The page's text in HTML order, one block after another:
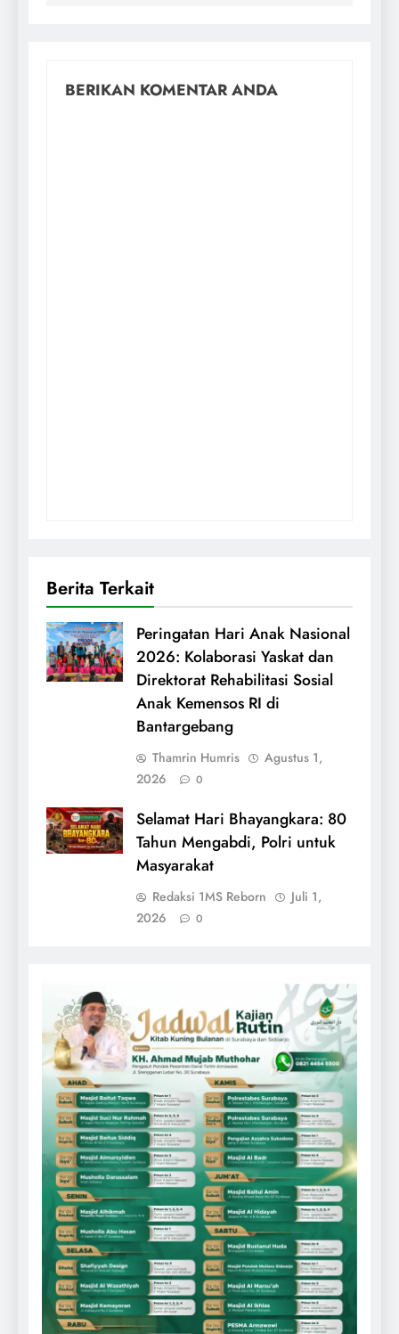
BERIKAN KOMENTAR ANDA
Berita Terkait
Peringatan Hari Anak Nasional
2026: Kolaborasi Yaskat dan
Direktorat Rehabilitasi Sosial
Anak Kemensos RI di
Bantargebang
Thamrin Humris
Agustus 1,
2026
0
Selamat Hari Bhayangkara: 80
Tahun Mengabdi, Polri untuk
Masyarakat
Redaksi 1MS Reborn
Juli 1,
2026
0